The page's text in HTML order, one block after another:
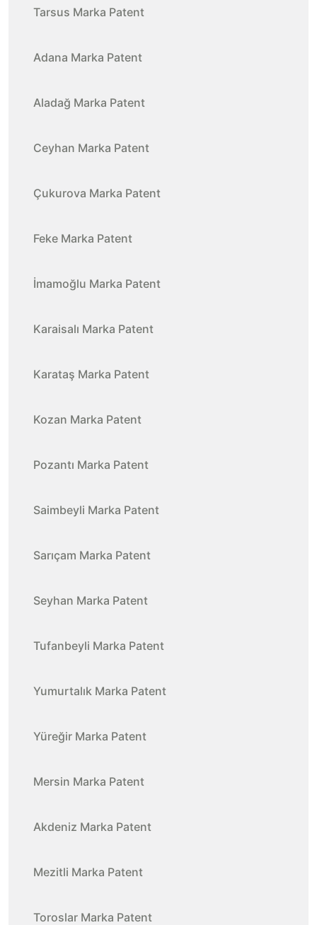
Tarsus Marka Patent
Adana Marka Patent
Aladağ Marka Patent
Ceyhan Marka Patent
Çukurova Marka Patent
Feke Marka Patent
İmamoğlu Marka Patent
Karaisalı Marka Patent
Karataş Marka Patent
Kozan Marka Patent
Pozantı Marka Patent
Saimbeyli Marka Patent
Sarıçam Marka Patent
Seyhan Marka Patent
Tufanbeyli Marka Patent
Yumurtalık Marka Patent
Yüreğir Marka Patent
Mersin Marka Patent
Akdeniz Marka Patent
Mezitli Marka Patent
Toroslar Marka Patent